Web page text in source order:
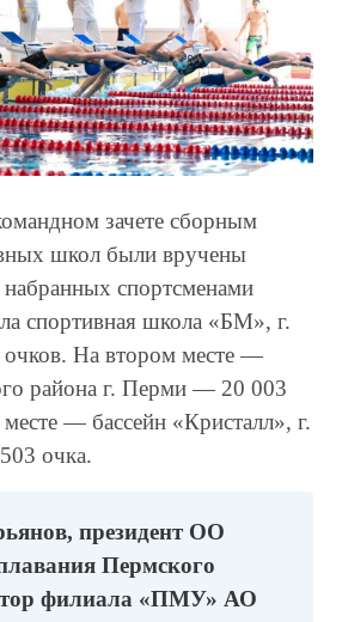
зачете сборным
школ были вручены
спортсменами
спортивная школа «БМ», г.
На втором месте —
района г. Перми — 20 003
— бассейн «Кристалл», г.
очка.
президент ОО
Пермского
филиала «ПМУ» АО